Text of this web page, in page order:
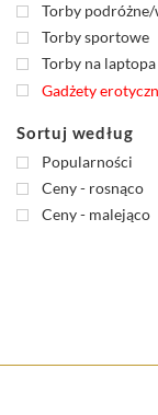
Torby
Torby sportowe
Torby na laptopa
Sortuj według
Popularności
Ceny - rosnąco
Ceny - malejąco
Gadżety